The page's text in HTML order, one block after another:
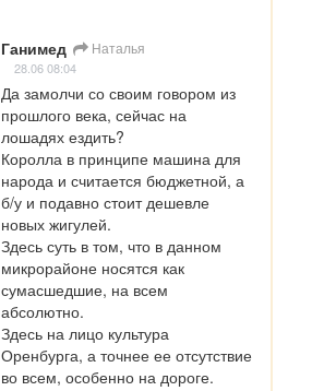
Ганимед Наталья
28.06 08:04
Да замолчи со своим говором из
прошлого века, сейчас на
лошадях ездить?
Королла в принципе машина для
народа и считается бюджетной, а
б/у и подавно стоит дешевле
новых жигулей.
Здесь суть в том, что в данном
микрорайоне носятся как
сумасшедшие, на всем
абсолютно.
Здесь на лицо культура
Оренбурга, а точнее ее отсутствие
во всем, особенно на дороге.